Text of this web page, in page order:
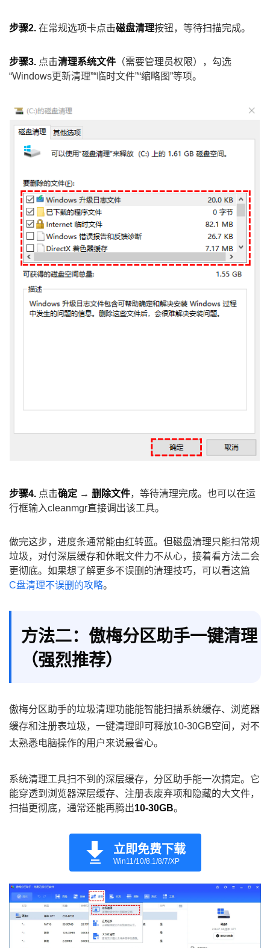
步骤2. 在常规选项卡点击磁盘清理按钮，等待扫描完成。
步骤3. 点击清理系统文件 （需要管理员权限），勾选
“Windows更新清理”“临时文件”“缩略图”等项。
步骤4. 点击确定 → 删除文件，等待清理完成。也可以在运
行框输入cleanmgr直接调出该工具。
做完这步，进度条通常能由红转蓝。但磁盘清理只能扫常规
垃圾，对付深层缓存和休眠文件力不从心，接着看方法二会
更彻底。如果想了解更多不误删的清理技巧，可以看这篇
C盘清理不误删的攻略。
方法二：傲梅分区助手一键清理
（强烈推荐）
傲梅分区助手的垃圾清理功能能智能扫描系统缓存、浏览器
缓存和注册表垃圾，一键清理即可释放10-30GB空间，对不
太熟悉电脑操作的用户来说最省心。
系统清理工具扫不到的深层缓存，分区助手能一次搞定。它
能穿透到浏览器深层缓存、注册表废弃项和隐藏的大文件，
扫描更彻底，通常还能再腾出10-30GB。
立即免费下载
Win11/10/8.1/8/7/XP